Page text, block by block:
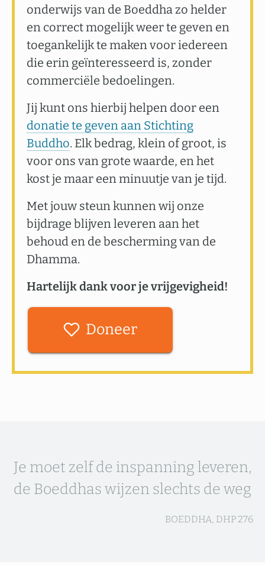
onderwijs van de Boeddha zo helder
en correct mogelijk weer te geven en
toegankelijk te maken voor iedereen
die erin geïnteresseerd is, zonder
commerciële bedoelingen.
Jij kunt ons hierbij helpen door een
donatie te geven aan Stichting
Buddho. Elk bedrag, klein of groot, is
voor ons van grote waarde, en het
kost je maar een minuutje van je tijd.
Met jouw steun kunnen wij onze
bijdrage blijven leveren aan het
behoud en de bescherming van de
Dhamma.
Hartelijk dank voor je vrijgevigheid!
Doneer
Je moet zelf de inspanning leveren,
de Boeddhas wijzen slechts de weg
BOEDDHA, DHP 276